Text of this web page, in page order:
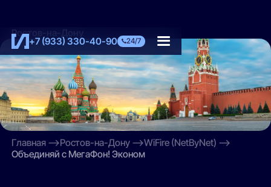
+7 (933) 330-40-90 24/7
Ростов-на-Дону
Главная Ростов-на-Дону
WiFire (NetByNet)
Объединяй с МегаФон! Эконом